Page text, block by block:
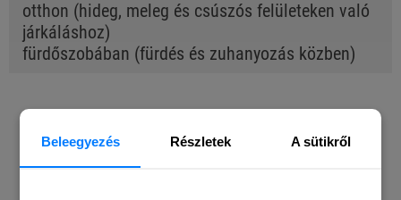
Beleegyezés Részletek A sütikről
otthon (hideg, meleg és csúszós felületeken való
járkáláshoz)
fürdőszobában (fürdés és zuhanyozás közben)
BUYERS OF THIS PRODUCT ALSO
BOUGHT THE FOLLOWING ITEMS